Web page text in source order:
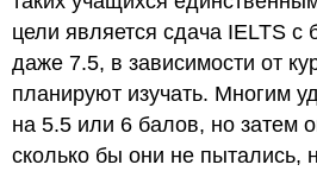
цели является сдача IELTS с
даже 7.5, в зависимости от
планируют изучать. Многим
на 5.5 или 6 балов, но затем
сколько бы они не пытались,